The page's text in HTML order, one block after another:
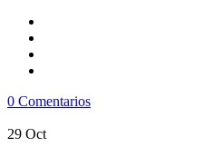
0 Comentarios
29 Oct